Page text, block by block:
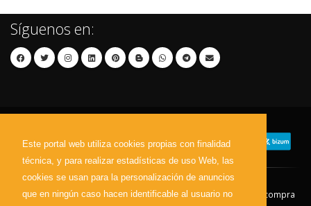
Este portal web utiliza cookies propias con finalidad
técnica, y para realizar estadísticas de uso Web, las
cookies se usan para la personalización de anuncios
que en ningún caso hacen identificable al usuario no
Síguenos en:
Contacto Aviso Legal
Condiciones de compra